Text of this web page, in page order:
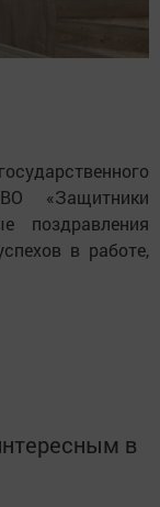
«Защитники
поздравления
в работе,
в